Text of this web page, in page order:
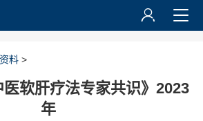
料 >
软肝疗法专家共识》2023
年